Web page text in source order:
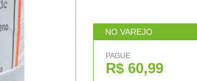
NO VAREJO
PAGUE
R$ 60,99